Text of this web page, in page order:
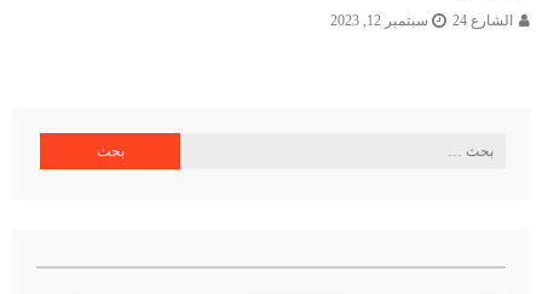
الشارع 24 سبتمبر 12, 2023
البحث